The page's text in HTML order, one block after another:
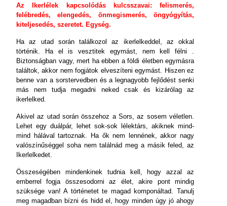
Az Ikerlélek kapcsolódás kulcsszavai: felismerés,
felébredés, elengedés, önmegismerés, öngyógyítás,
kiteljesedés, szeretet. Egység.
Ha az utad során találkozol az ikerlelkeddel, az okkal
történik. Ha el is vesztitek egymást, nem kell félni .
Biztonságban vagy, mert ha ebben a földi életben egymásra
találtok, akkor nem fogjátok elveszíteni egymást. Hiszen ez
benne van a sorstervedben és a legnagyobb fejlődést senki
más nem tudja megadni neked csak és kizárólag az
ikerlelked.
Akivel az utad során összehoz a Sors, az sosem véletlen.
Lehet egy duálpár, lehet sok-sok lélektárs, akiknek mind-
mind hálával tartoznak. Ha ők nem lennének, akkor nagy
valószínűséggel soha nem találnád meg a másik feled, az
Ikerlelkedet.
Összeségében mindenkinek tudnia kell, hogy azzal az
emberrel fogja összesodorni az élet, akire pont mindig
szüksége van! A történetet te magad komponáltad. Tanulj
meg magadban bízni és hidd el, hogy minden úgy jó ahogy